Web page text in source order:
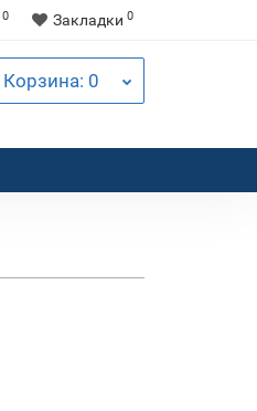
0 Закладки 0
Корзина: 0